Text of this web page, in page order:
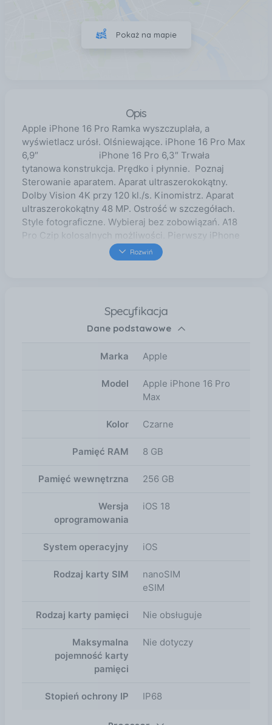
Pokaż na mapie
Opis
Apple iPhone 16 Pro Ramka wyszczuplała, a
wyświetlacz urósł. Olśniewające. iPhone 16 Pro Max
6,9″ iPhone 16 Pro 6,3″ Trwała
tytanowa konstrukcja. Prędko i płynnie. Poznaj
Sterowanie aparatem. Aparat ultraszerokokątny.
Dolby Vision 4K przy 120 kl./s. Kinomistrz. Aparat
ultraszerokokątny 48 MP. Ostrość w szczegółach.
Style fotograficzne. Wybieraj bez zobowiązań. A18
Pro Czip kolosalnych możliwości. Pierwszy iPhone
stworzony dla Apple Intelligence. Personalny,
prywatny, potężny. Już na początku kwietnia w
iPhonie 16 Pro. Wykrywanie wypadków. iPhone
rozpoznaje poważne zderzenie samochodowe i
Rozwiń
Specyfikacja
Dane podstawowe
Marka Apple
Model
Apple iPhone 16 Pro
Max
Kolor Czarne
Pamięć RAM 8 GB
Pamięć wewnętrzna 256 GB
Wersja
oprogramowania
iOS 18
System operacyjny iOS
Rodzaj karty SIM
nanoSIM
eSIM
Rodzaj karty pamięci Nie obsługuje
Maksymalna
pojemność karty
pamięci
Nie dotyczy
Stopień ochrony IP IP68